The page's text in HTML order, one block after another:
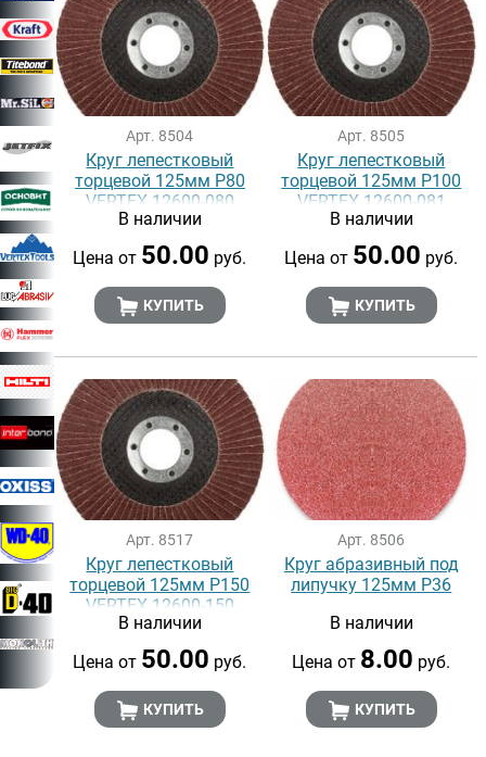
Арт. 8504
Круг лепестковый
торцевой 125мм Р80
VERTEX 12600-080
В наличии
Цена от 50.00 руб.
КУПИТЬ
Арт. 8505
Круг лепестковый
торцевой 125мм Р100
VERTEX 12600-081
В наличии
Цена от 50.00 руб.
КУПИТЬ
Арт. 8517
Круг лепестковый
торцевой 125мм Р150
VERTEX 12600-150
В наличии
Цена от 50.00 руб.
КУПИТЬ
Арт. 8506
Круг абразивный под
липучку 125мм Р36
В наличии
Цена от 8.00 руб.
КУПИТЬ